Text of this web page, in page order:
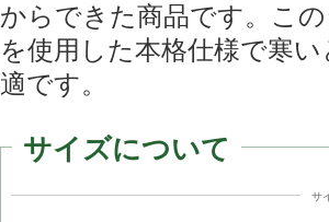
からできた商品です。こ
を使用した本格仕様で寒
適です。
サイズについて
サ